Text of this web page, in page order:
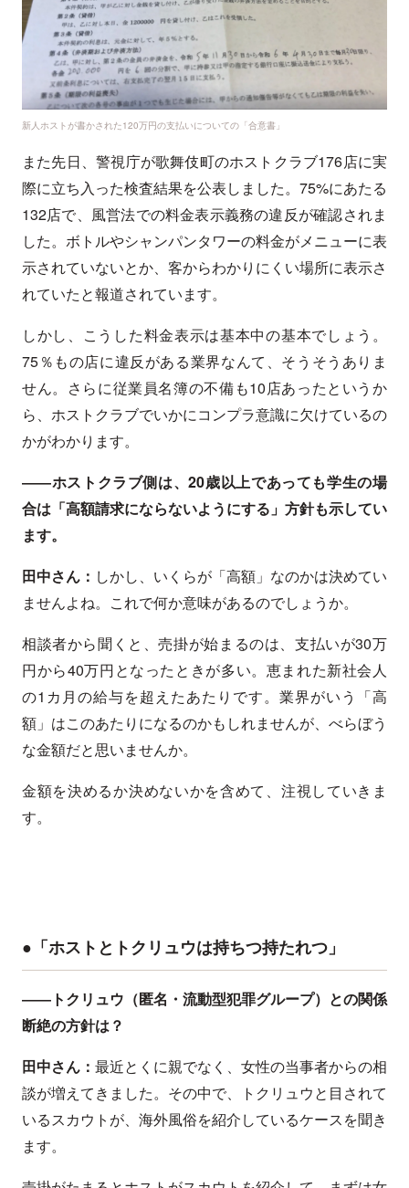
新人ホストが書かされた120万円の支払いについての「合意書」
また先日、警視庁が歌舞伎町のホストクラブ176店に実
際に立ち入った検査結果を公表しました。75%にあたる
132店で、風営法での料金表示義務の違反が確認されま
した。ボトルやシャンパンタワーの料金がメニューに表
示されていないとか、客からわかりにくい場所に表示さ
れていたと報道されています。
しかし、こうした料金表示は基本中の基本でしょう。
75％もの店に違反がある業界なんて、そうそうありま
せん。さらに従業員名簿の不備も10店あったというか
ら、ホストクラブでいかにコンプラ意識に欠けているの
かがわかります。
――ホストクラブ側は、20歳以上であっても学生の場
合は「高額請求にならないようにする」方針も示してい
ます。
田中さん： しかし、いくらが「高額」なのかは決めてい
ませんよね。これで何か意味があるのでしょうか。
相談者から聞くと、売掛が始まるのは、支払いが30万
円から40万円となったときが多い。恵まれた新社会人
の1カ月の給与を超えたあたりです。業界がいう「高
額」はこのあたりになるのかもしれませんが、べらぼう
な金額だと思いませんか。
金額を決めるか決めないかを含めて、注視していきま
す。
●「ホストとトクリュウは持ちつ持たれつ」
――トクリュウ（匿名・流動型犯罪グループ）との関係
断絶の方針は？
田中さん： 最近とくに親でなく、女性の当事者からの相
談が増えてきました。その中で、トクリュウと目されて
いるスカウトが、海外風俗を紹介しているケースを聞き
ます。